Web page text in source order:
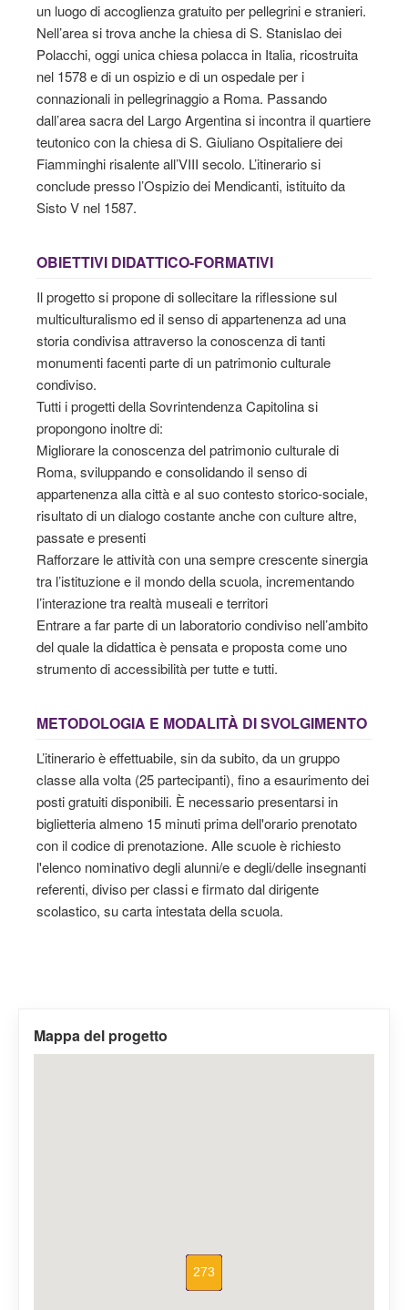
un luogo di accoglienza gratuito per pellegrini e stranieri.
Nell’area si trova anche la chiesa di S. Stanislao dei
Polacchi, oggi unica chiesa polacca in Italia, ricostruita
nel 1578 e di un ospizio e di un ospedale per i
connazionali in pellegrinaggio a Roma. Passando
dall’area sacra del Largo Argentina si incontra il quartiere
teutonico con la chiesa di S. Giuliano Ospitaliere dei
Fiamminghi risalente all’VIII secolo. L’itinerario si
conclude presso l’Ospizio dei Mendicanti, istituito da
Sisto V nel 1587.
OBIETTIVI DIDATTICO-FORMATIVI
Il progetto si propone di sollecitare la riflessione sul
multiculturalismo ed il senso di appartenenza ad una
storia condivisa attraverso la conoscenza di tanti
monumenti facenti parte di un patrimonio culturale
condiviso.
Tutti i progetti della Sovrintendenza Capitolina si
propongono inoltre di:
Migliorare la conoscenza del patrimonio culturale di
Roma, sviluppando e consolidando il senso di
appartenenza alla città e al suo contesto storico-sociale,
risultato di un dialogo costante anche con culture altre,
passate e presenti
Rafforzare le attività con una sempre crescente sinergia
tra l’istituzione e il mondo della scuola, incrementando
l’interazione tra realtà museali e territori
Entrare a far parte di un laboratorio condiviso nell’ambito
del quale la didattica è pensata e proposta come uno
strumento di accessibilità per tutte e tutti.
METODOLOGIA E MODALITÀ DI SVOLGIMENTO
L’itinerario è effettuabile, sin da subito, da un gruppo
classe alla volta (25 partecipanti), fino a esaurimento dei
posti gratuiti disponibili. È necessario presentarsi in
biglietteria almeno 15 minuti prima dell'orario prenotato
con il codice di prenotazione. Alle scuole è richiesto
l'elenco nominativo degli alunni/e e degli/delle insegnanti
referenti, diviso per classi e firmato dal dirigente
scolastico, su carta intestata della scuola.
Mappa del progetto